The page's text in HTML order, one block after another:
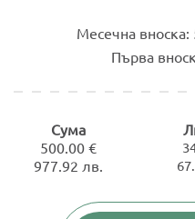
Месечна вноска:
Първа
Сума
500.00 €
977.92 лв.